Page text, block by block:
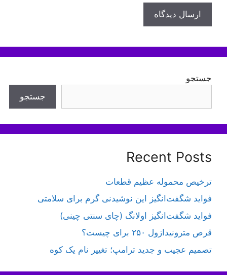
جستجو
جستجو
Recent Posts
ترخیص محموله عظیم قطعات
فواید شگفت‌انگیز این نوشیدنی گرم برای سلامتی
فواید شگفت‌انگیز اولانگ (چای سنتی چینی)
قرص مترونیدازول ۲۵۰ برای چیست؟
تصمیم عجیب و جدید ترامپ؛ تغییر نام یک کوه